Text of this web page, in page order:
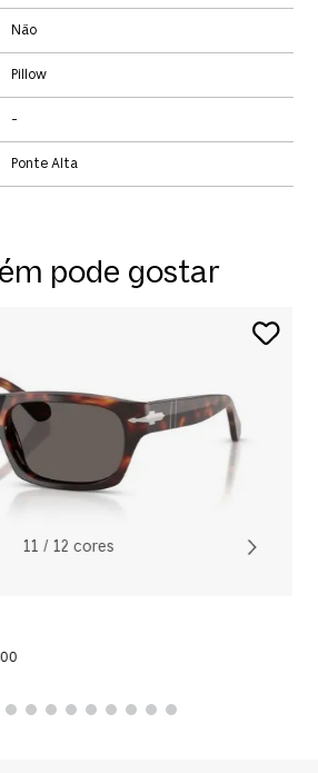
Não
Pillow
-
Ponte Alta
pode gostar
11 / 12 cores